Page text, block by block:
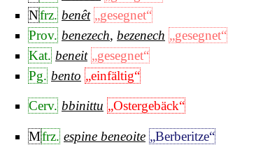
Nfrz. benêt „gesegnet“
Prov. benezech, bezenech „gesegnet“
Kat. beneit „gesegnet“
Pg. bento „einfältig“
Cerv. bbinittu „Ostergebäck“
Mfrz. espine beneoite „Berberitze“